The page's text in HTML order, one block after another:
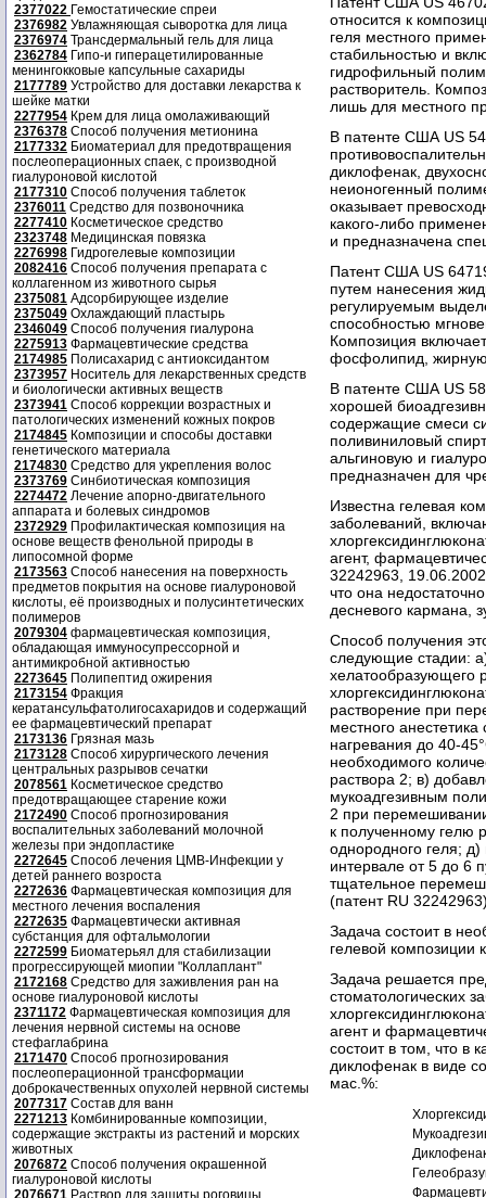
2377022 Гемостатические спреи
2376982 Увлажняющая сыворотка для лица
2376974 Трансдермальный гель для лица
2362784 Гипо-и гиперацетилированные
менингокковые капсульные сахариды
2177789 Устройство для доставки лекарства к
шейке матки
2277954 Крем для лица омолаживающий
2376378 Способ получения метионина
2177332 Биоматериал для предотвращения
послеоперационных спаек, с производной
гиалуроновой кислотой
2177310 Способ получения таблеток
2376011 Средство для позвоночника
2277410 Косметическое средство
2323748 Медицинская повязка
2276998 Гидрогелевые композиции
2082416 Способ получения препарата с
коллагенном из животного сырья
2375081 Адсорбирующее изделие
2375049 Охлаждающий пластырь
2346049 Способ получения гиалурона
2275913 Фармацевтические средства
2174985 Полисахарид с антиоксидантом
2373957 Носитель для лекарственных средств
и биологически активных веществ
2373941 Способ коррекции возрастных и
патологических изменений кожных покров
2174845 Композиции и способы доставки
генетического материала
2174830 Средство для укрепления волос
2373769 Синбиотическая композиция
2274472 Лечение апорно-двигательного
аппарата и болевых синдромов
2372929 Профилактическая композиция на
основе веществ фенольной природы в
липосомной форме
2173563 Способ нанесения на поверхность
предметов покрытия на основе гиалуроновой
кислоты, её производных и полусинтетических
полимеров
2079304 фармацевтическая композиция,
обладающая иммуносупрессорной и
антимикробной активностью
2273645 Полипептид ожирения
2173154 Фракция
кератансульфатолигосахаридов и содержащий
ее фармацевтический препарат
2173136 Грязная мазь
2173128 Способ хирургического лечения
центральных разрывов сечатки
2078561 Косметическое средство
предотвращающее старение кожи
2172490 Способ прогнозирования
воспалительных заболеваний молочной
железы при эндопластике
2272645 Способ лечения ЦМВ-Инфекции у
детей раннего возроста
2272636 Фармацевтическая композиция для
местного лечения воспаления
2272635 Фармацевтически активная
субстанция для офтальмологии
2272599 Биоматерьял для стабилизации
прогрессирующей миопии "Коллаплант"
2172168 Средство для заживления ран на
основе гиалуроновой кислоты
2371172 Фармацевтическая композиция для
лечения нервной системы на основе
стефаглабрина
2171470 Способ прогнозирования
послеоперационной трансформации
доброкачественных опухолей нервной системы
2077317 Состав для ванн
2271213 Комбинированные композиции,
содержащие экстракты из растений и морских
животных
2076872 Способ получения окрашенной
гиалуроновой кислоты
2076671 Раствор для защиты роговицы
относится к
геля местного
стабильностью и
гидрофильный
растворитель.
лишь для местного
В патенте США US
диклофенак,
неионогенный
оказывает
какого-либо
и предназначена
Патент США US
путем нанесения
регулируемым
способностью
Композиция
фосфолипид, жирную
В патенте США US
хорошей
содержащие смеси
поливиниловый
альгиновую и
предназначен для
Известна гелевая
заболеваний,
агент,
32242963, 19.06.2002
что она
десневого кармана,
Способ получения
следующие стадии:
хелатообразующего
растворение при
местного
нагревания до 40-
необходимого
раствора 2; в)
мукоадгезивным
2 при
к полученному гелю
однородного геля;
интервале от 5 до 6
тщательное
(патент RU
Задача состоит в
гелевой композиции
Задача решается
стоматологических
агент и
состоит в том, что в
диклофенак в виде
мас.%: